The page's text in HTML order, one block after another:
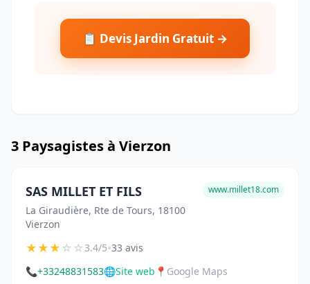
📋 Devis Jardin Gratuit →
3 Paysagistes à Vierzon
SAS MILLET ET FILS
La Giraudière, Rte de Tours, 18100
Vierzon
www.millet18.com
★★★☆☆3.4/5•33 avis
📞+33248831583🌐Site web 📍 Google Maps